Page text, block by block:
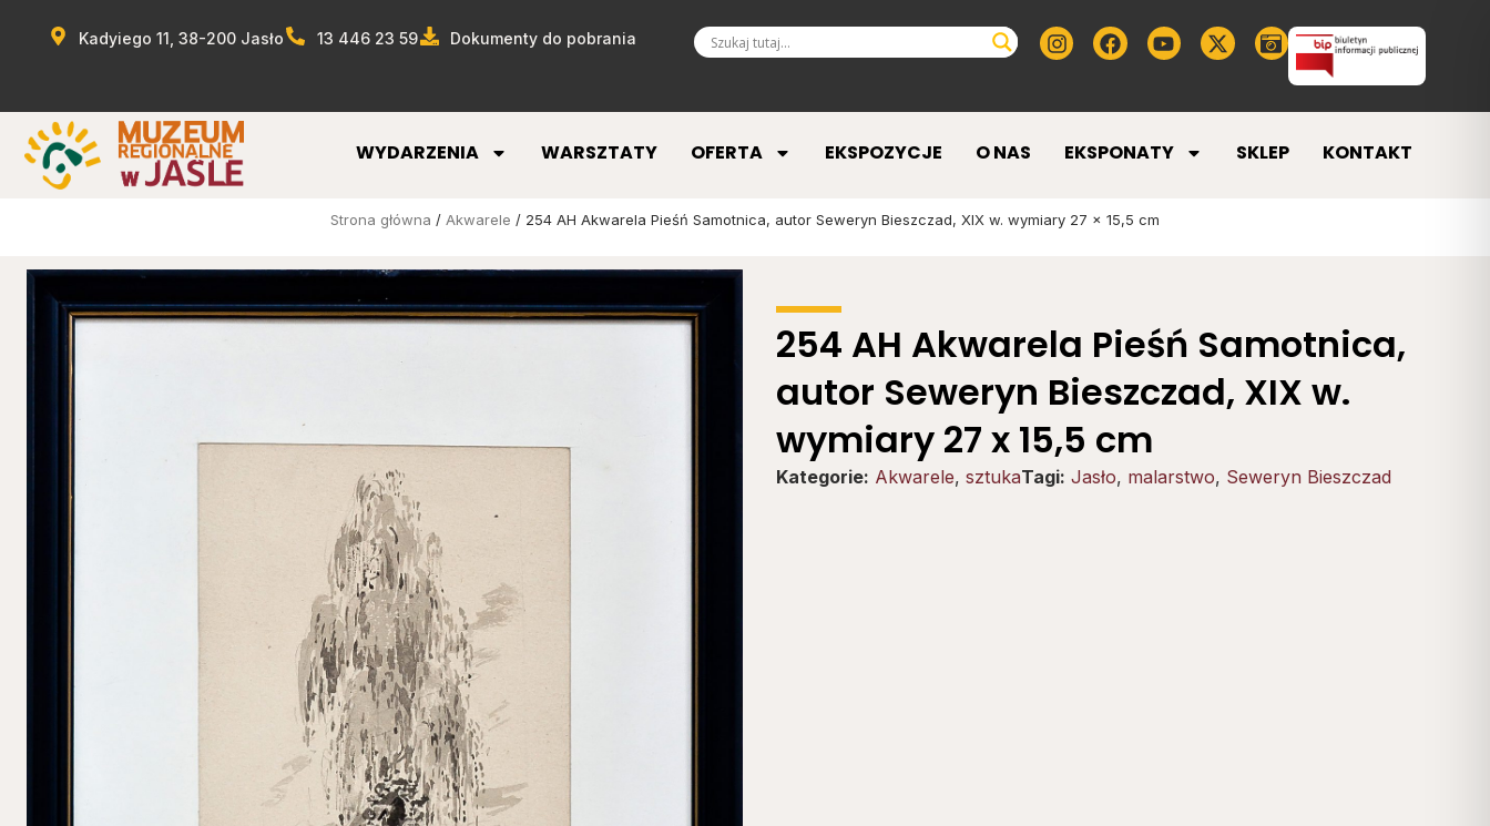
Kadyiego 11, 38-200 Jasło 13 446 23 59 Dokumenty do pobrania
WYDARZENIA WARSZTATY OFERTA EKSPOZYCJE O NAS EKSPONATY SKLEP KONTAKT
Strona główna / Akwarele / 254 AH Akwarela Pieśń Samotnica, autor Seweryn Bieszczad, XIX w. wymiary 27 x 15,5 cm
254 AH Akwarela Pieśń Samotnica,
autor Seweryn Bieszczad, XIX w.
wymiary 27 x 15,5 cm
Kategorie: Akwarele, sztukaTagi: Jasło, malarstwo, Seweryn Bieszczad